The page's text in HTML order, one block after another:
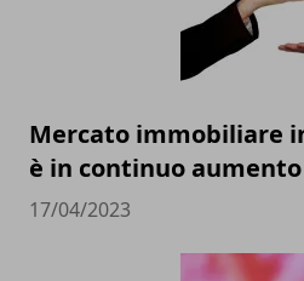
Mercato immobiliare
è in continuo aumento
17/04/2023